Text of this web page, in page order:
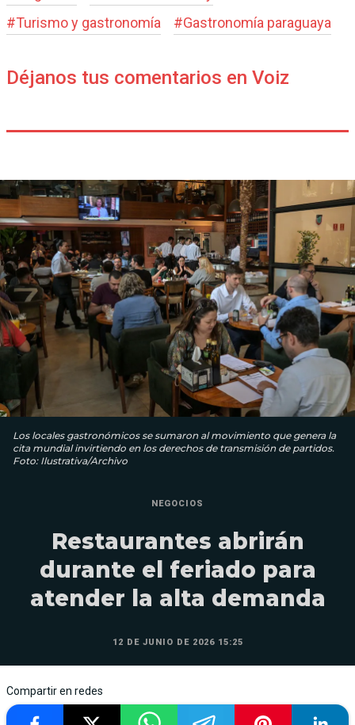
#Turismo y gastronomía #Gastronomía paraguaya
Déjanos tus comentarios en Voiz
Los locales gastronómicos se sumaron al movimiento que genera la
cita mundial invirtiendo en los derechos de transmisión de partidos.
Foto: Ilustrativa/Archivo
NEGOCIOS
Restaurantes abrirán
durante el feriado para
atender la alta demanda
12 DE JUNIO DE 2026 15:25
Compartir en redes